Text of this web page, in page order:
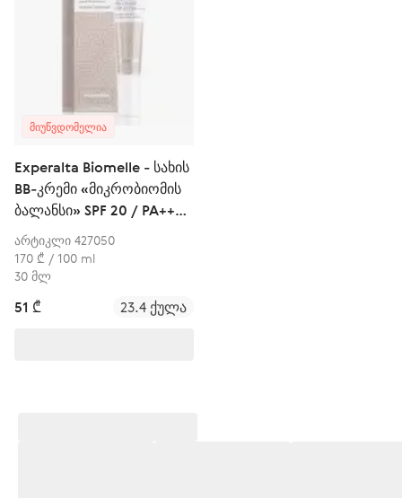
ᲛᲘᲣᲬᲕᲓᲝᲛᲔᲚᲘᲐ
Experalta Biomelle - სახის
BB-კრემი «მიკრობიომის
ბალანსი» SPF 20 / PA+++
(02 კანისფერი)
არტიკლი 427050
170 ₾ / 100 ml
30 მლ
51 ₾ 23.4 ქულა